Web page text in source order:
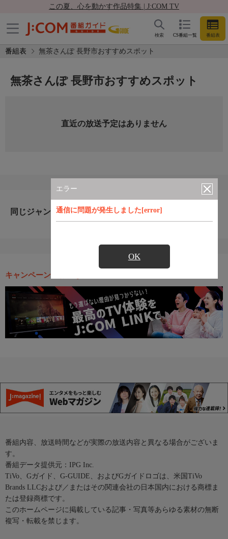
この夏、心を動かす作品特集 | J:COM TV
CS番組一覧 番組表
検索
番組表 無茶さんぽ 長野市おすすめスポット
エラー
通信に問題が発生しました[error]
OK
無茶さんぽ 長野市おすすめスポット
直近の放送予定はありません
同じジャンルのおすすめ番組
キャンペーン・お得な情報
番組内容、放送時間などが実際の放送内容と異なる場合がございま
す。
番組データ提供元：IPG Inc.
TiVo、Gガイド、G-GUIDE、およびGガイドロゴは、米国TiVo
Brands LLCおよび／またはその関連会社の日本国内における商標ま
たは登録商標です。
このホームページに掲載している記事・写真等あらゆる素材の無断
複写・転載を禁じます。